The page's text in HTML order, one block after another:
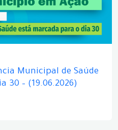
Municipal de Saúde
30 – (19.06.2026)